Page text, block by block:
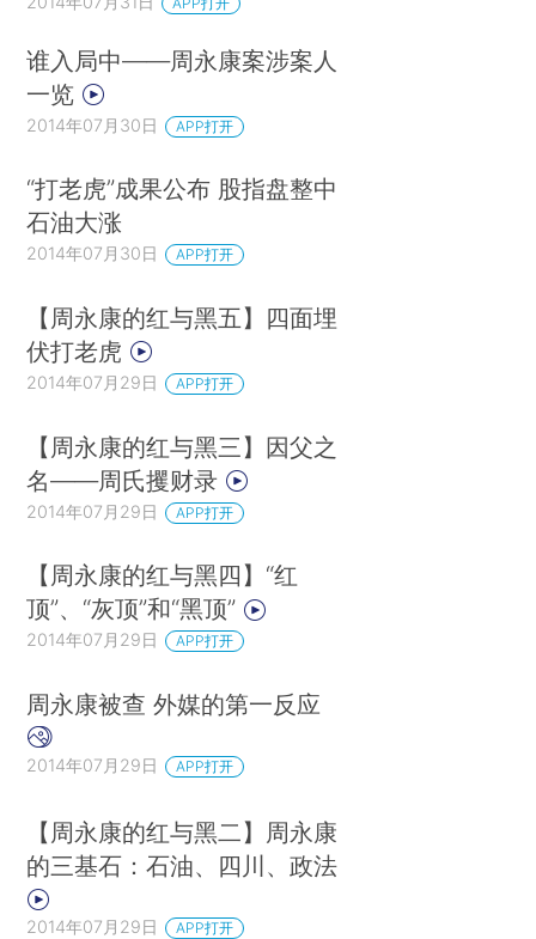
谁入局中——周永康案涉案人
一览
2014年07月30日 APP打开
“打老虎”成果公布 股指盘整中
石油大涨
2014年07月30日 APP打开
【周永康的红与黑五】四面埋
伏打老虎
2014年07月29日 APP打开
【周永康的红与黑三】因父之
名——周氏攫财录
2014年07月29日 APP打开
【周永康的红与黑四】“红
顶”、“灰顶”和“黑顶”
2014年07月29日 APP打开
周永康被查 外媒的第一反应
2014年07月29日 APP打开
【周永康的红与黑二】周永康
的三基石：石油、四川、政法
2014年07月29日 APP打开